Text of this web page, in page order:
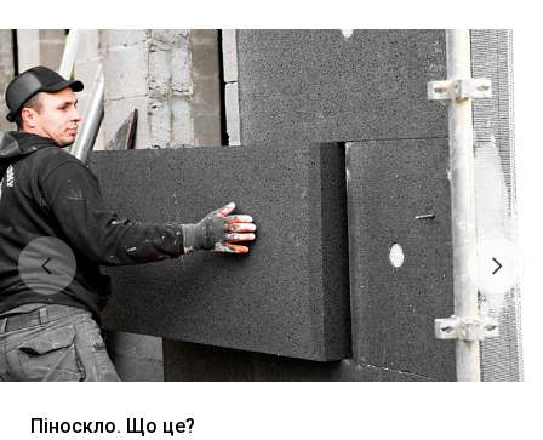
Піноскло. Що це?